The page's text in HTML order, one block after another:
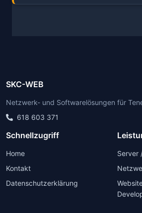
SKC-WEB
Netzwerk- und Softwarelösungen für
618 603 371
Schnellzugriff
Home
Kontakt
Datenschutzerklärung
Server